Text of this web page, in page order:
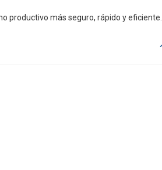
productivo más seguro, rápido y eficiente.